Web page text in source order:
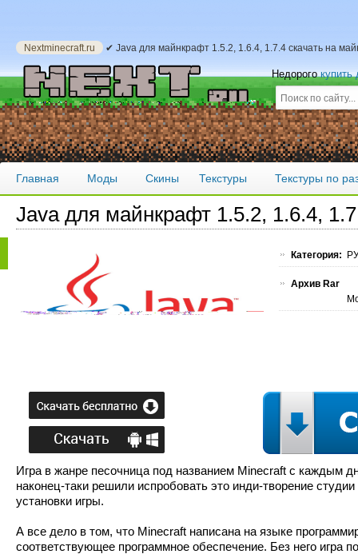
Nextminecraft.ru ✔ Java для майнкрафт 1.5.2, 1.6.4, 1.7.4 скачать на
Недорогокупить
Главная Моды Скины Текстуры Текстуры по
Java для майнкрафт 1.5.2, 1.6.4,
Категория:
Архив Rar
Игра в жанре песочница под названием Minecraft с каждым
наконец-таки решили испробовать это инди-творение
установки игры.
А все дело в том, что Minecraft написана на языке
соответствующее программное обеспечение. Без него игра